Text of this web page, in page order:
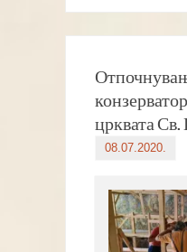
црквата
08.07.2020.